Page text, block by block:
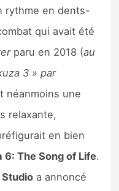
2
rythme en dents-
qui avait été
paru en 2018 (au
3 » par
néanmoins une
relaxante,
en bien
6: The Song of Life.
Studio a annoncé